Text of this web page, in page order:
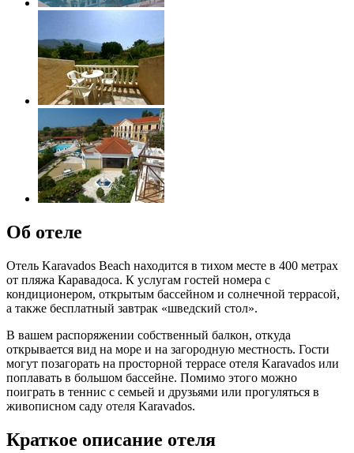
Об отеле
Отель Karavados Beach находится в тихом месте в 400 метрах
от пляжа Каравадоса. К услугам гостей номера с
кондиционером, открытым бассейном и солнечной террасой,
а также бесплатный завтрак «шведский стол».
В вашем распоряжении собственный балкон, откуда
открывается вид на море и на загородную местность. Гости
могут позагорать на просторной террасе отеля Karavados или
поплавать в большом бассейне. Помимо этого можно
поиграть в теннис с семьей и друзьями или прогуляться в
живописном саду отеля Karavados.
Краткое описание отеля